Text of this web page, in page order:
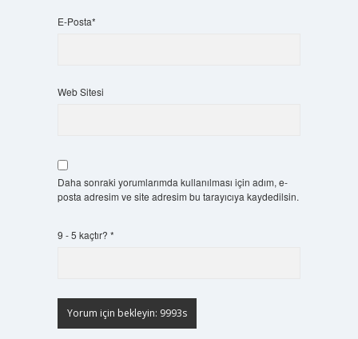
E-Posta*
Web Sitesi
Daha sonraki yorumlarımda kullanılması için adım, e-
posta adresim ve site adresim bu tarayıcıya kaydedilsin.
9 - 5 kaçtır? *